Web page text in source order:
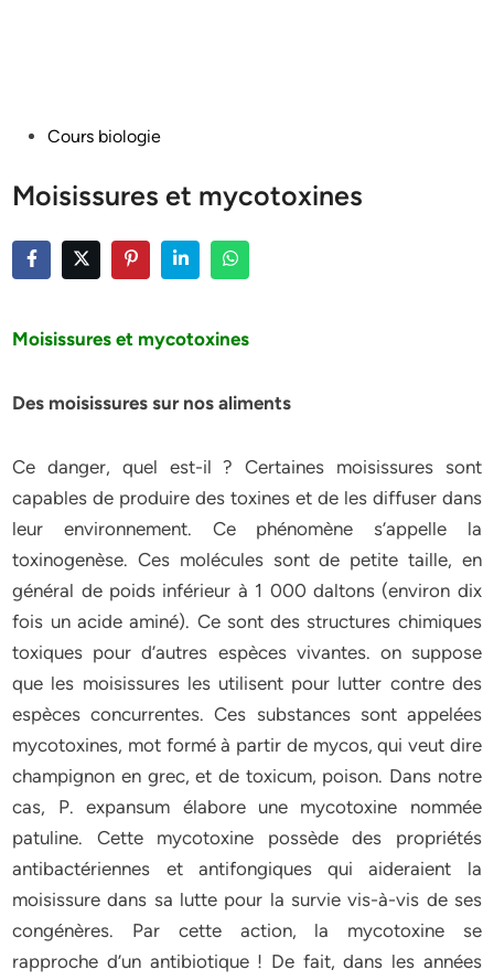
PostedCours biologie
Moisissures et mycotoxines
Moisissures et mycotoxines
Des moisissures sur nos aliments
Ce danger, quel est-il ? Certaines moisissures sont
capables de produire des toxines et de les diffuser dans
leur environnement. Ce phénomène s’appelle la
toxinogenèse. Ces molécules sont de petite taille, en
général de poids inférieur à 1 000 daltons (environ dix
fois un acide aminé). Ce sont des structures chimiques
toxiques pour d’autres espèces vivantes. on suppose
que les moisissures les utilisent pour lutter contre des
espèces concurrentes. Ces substances sont appelées
mycotoxines, mot formé à partir de mycos, qui veut dire
champignon en grec, et de toxicum, poison. Dans notre
cas, P. expansum élabore une mycotoxine nommée
patuline. Cette mycotoxine possède des propriétés
antibactériennes et antifongiques qui aideraient la
moisissure dans sa lutte pour la survie vis-à-vis de ses
congénères. Par cette action, la mycotoxine se
rapproche d’un antibiotique ! De fait, dans les années